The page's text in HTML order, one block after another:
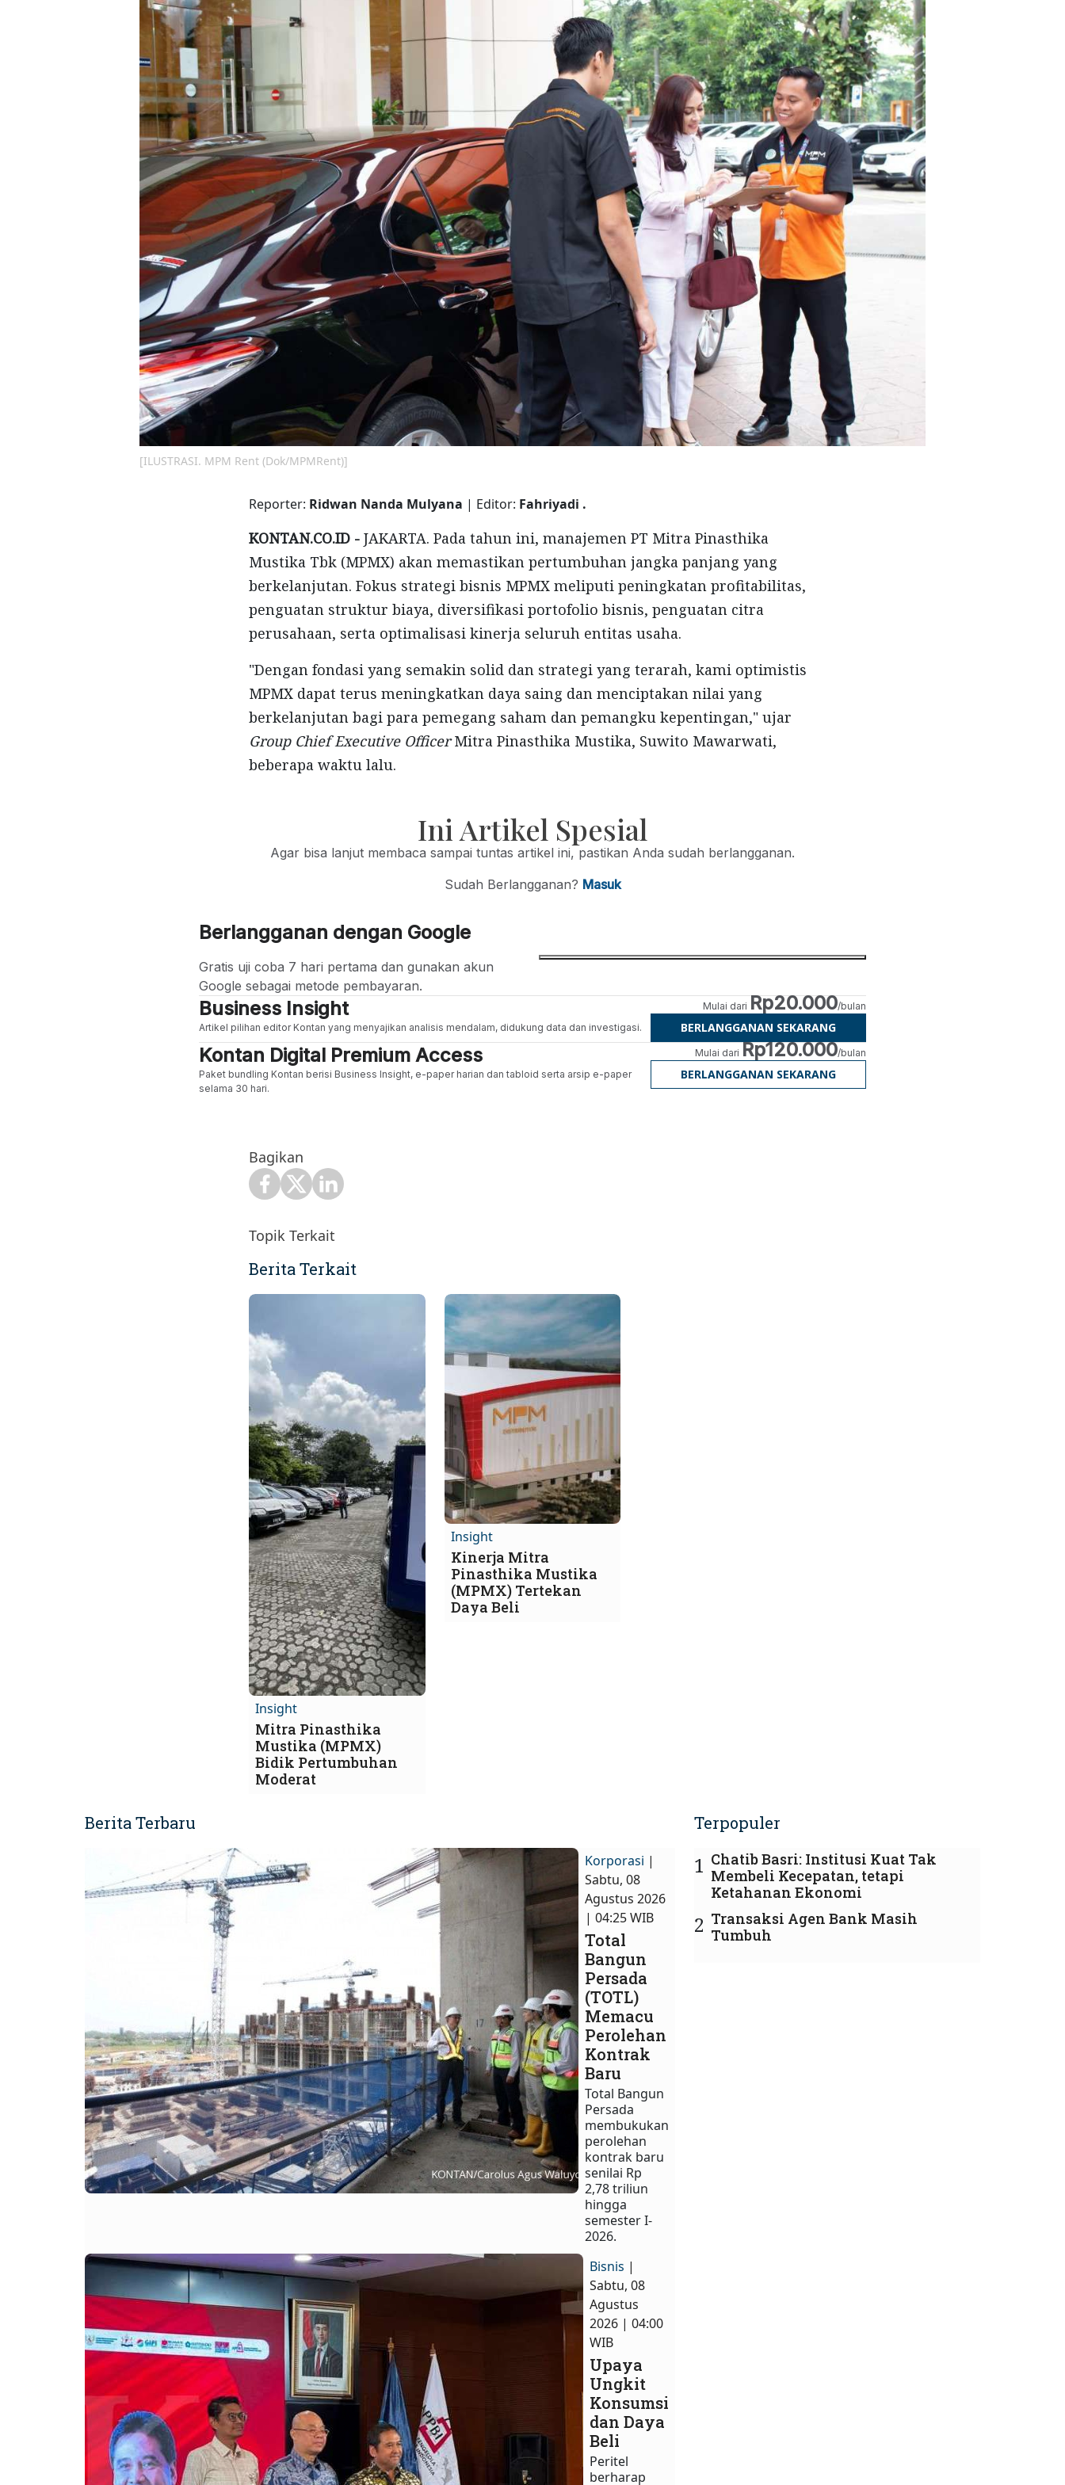
[ILUSTRASI. MPM Rent (Dok/MPMRent)]
Reporter: Ridwan Nanda Mulyana | Editor: Fahriyadi .
KONTAN.CO.ID - JAKARTA. Pada tahun ini, manajemen PT Mitra Pinasthika
Mustika Tbk (MPMX) akan memastikan pertumbuhan jangka panjang yang
berkelanjutan. Fokus strategi bisnis MPMX meliputi peningkatan profitabilitas,
penguatan struktur biaya, diversifikasi portofolio bisnis, penguatan citra
perusahaan, serta optimalisasi kinerja seluruh entitas usaha.
"Dengan fondasi yang semakin solid dan strategi yang terarah, kami optimistis
MPMX dapat terus meningkatkan daya saing dan menciptakan nilai yang
berkelanjutan bagi para pemegang saham dan pemangku kepentingan," ujar
Group Chief Executive OfficerMitra Pinasthika Mustika, Suwito Mawarwati,
beberapa waktu lalu.
Ini Artikel Spesial
Agar bisa lanjut membaca sampai tuntas artikel ini, pastikan Anda sudah berlangganan.
Sudah Berlangganan? Masuk
Berlangganan dengan Google
Gratis uji coba 7 hari pertama dan gunakan akun
Google sebagai metode pembayaran.
Business Insight
Artikel pilihan editor Kontan yang menyajikan analisis mendalam, didukung data dan investigasi.
Mulai dari Rp20.000/bulan
BERLANGGANAN SEKARANG
Kontan Digital Premium Access
Paket bundling Kontan berisi Business Insight, e-paper harian dan tabloid serta arsip e-paper
selama 30 hari.
Mulai dari Rp120.000/bulan
BERLANGGANAN SEKARANG
Bagikan
Topik Terkait
Berita Terkait
Insight
Mitra Pinasthika
Mustika (MPMX)
Bidik Pertumbuhan
Moderat
Insight
Kinerja Mitra
Pinasthika Mustika
(MPMX) Tertekan
Daya Beli
Berita Terbaru
Korporasi |
Sabtu, 08
Agustus 2026
| 04:25 WIB
Total
Bangun
Persada
(TOTL)
Memacu
Perolehan
Kontrak
Baru
Total Bangun
Persada
membukukan
perolehan
kontrak baru
senilai Rp
2,78 triliun
hingga
semester I-
2026.
Bisnis |
Sabtu, 08
Agustus
2026 | 04:00
WIB
Upaya
Ungkit
Konsumsi
dan Daya
Beli
Peritel
berharap
Terpopuler
1 Chatib Basri: Institusi Kuat Tak
Membeli Kecepatan, tetapi
Ketahanan Ekonomi
2 Transaksi Agen Bank Masih
Tumbuh